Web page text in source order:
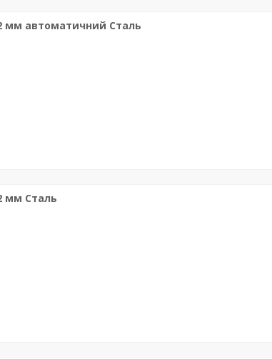
мм автоматичний Сталь
мм Сталь